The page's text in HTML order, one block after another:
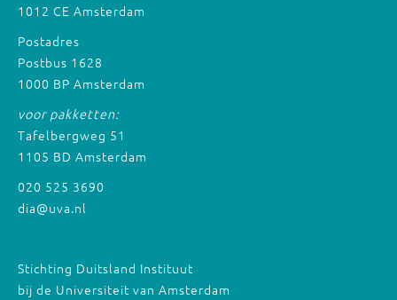
1012 CE Amsterdam
Postadres
Postbus 1628
1000 BP Amsterdam
voor pakketten:
Tafelbergweg 51
1105 BD Amsterdam
020 525 3690
dia@uva.nl
Stichting Duitsland Instituut
bij de Universiteit van Amsterdam